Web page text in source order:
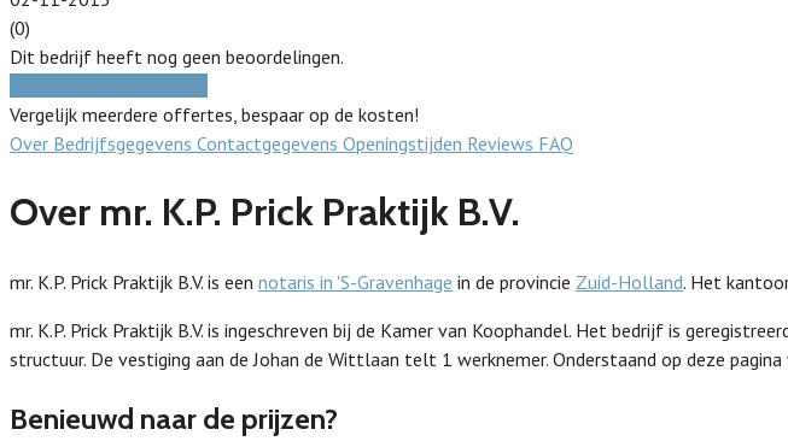
(0)
Dit bedrijf heeft nog geen beoordelingen.
Vergelijk meerdere offertes, bespaar op de kosten!
Over Bedrijfsgegevens Contactgegevens Openingstijden Reviews FAQ
Over mr. K.P. Prick Praktijk B.V.
mr. K.P. Prick Praktijk B.V. is een notaris in 'S-Gravenhage in de provincie Zuid-Holland. Het
mr. K.P. Prick Praktijk B.V. is ingeschreven bij de Kamer van Koophandel. Het bedrijf is
structuur. De vestiging aan de Johan de Wittlaan telt 1 werknemer. Onderstaand op deze
Benieuwd naar de prijzen?